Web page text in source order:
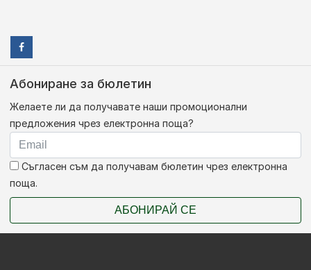
Абониране за бюлетин
Желаете ли да получавате наши промоционални
предложения чрез електронна поща?
Съгласен съм да получавам бюлетин чрез електронна
поща.
АБОНИРАЙ СЕ